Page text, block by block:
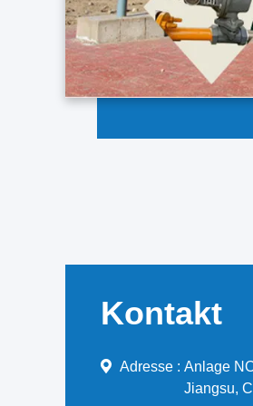
Kontakt
Adresse : Anlage
Jiangsu,